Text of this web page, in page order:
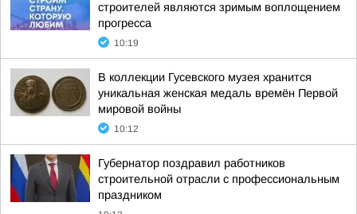
строителей являются зримым воплощением
прогресса
10:19
В коллекции Гусевского музея хранится
уникальная женская медаль времён Первой
мировой войны
10:12
Губернатор поздравил работников
строительной отрасли с профессиональным
праздником